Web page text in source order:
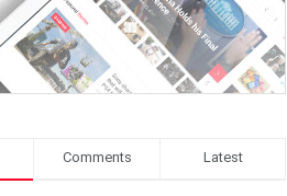
Comments Latest